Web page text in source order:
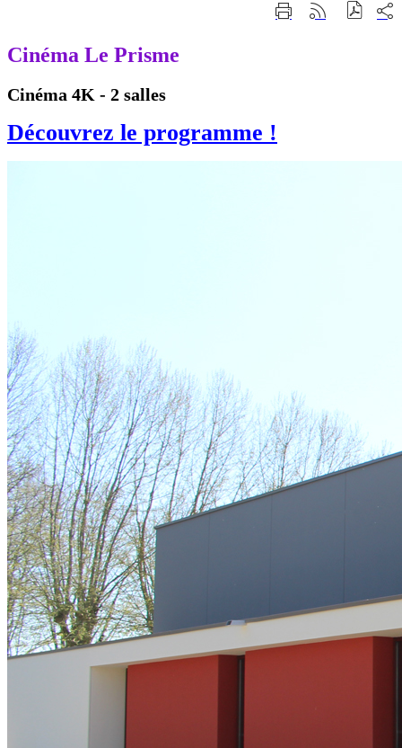
ImprimerGénérer
sur
Cinéma Le Prisme
Cinéma 4K - 2 salles
Découvrez le programme !